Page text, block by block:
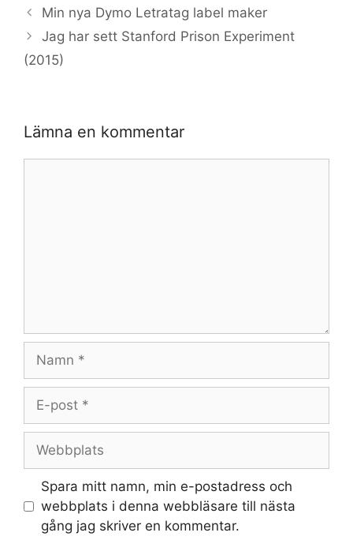
Min nya Dymo Letratag label maker
Jag har sett Stanford Prison Experiment
(2015)
Lämna en kommentar
Namn
Webbplats
Spara mitt namn, min e-postadress och
webbplats i denna webbläsare till nästa
gång jag skriver en kommentar.